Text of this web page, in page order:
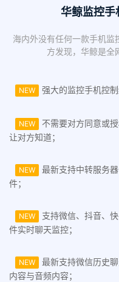
华鲸监控
海内外没有任何一款手机
方发现，华鲸是全
NEW 强大的监控手机控
NEW
不需要对方同意或
让对方知道；
NEW
最新支持中转服务
件；
NEW
支持微信、抖音、
件实时聊天监控；
NEW
最新支持微信历史
内容与音频内容；